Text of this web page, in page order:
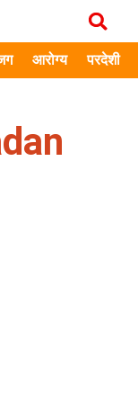
आरोग्य परदेशी